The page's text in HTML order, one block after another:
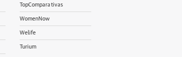
TopComparativas
WomenNow
Welife
Turium